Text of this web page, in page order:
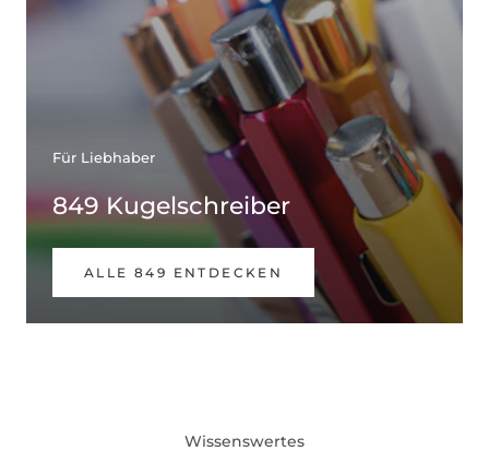
Für Liebhaber
849 Kugelschreiber
ALLE 849 ENTDECKEN
Wissenswertes